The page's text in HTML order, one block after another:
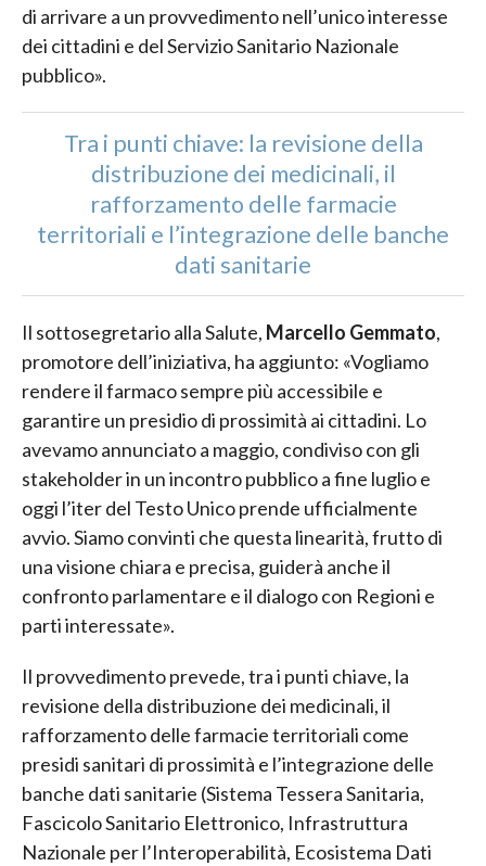
di arrivare a un provvedimento nell’unico interesse
dei cittadini e del Servizio Sanitario Nazionale
pubblico».
Tra i punti chiave: la revisione della
distribuzione dei medicinali, il
rafforzamento delle farmacie
territoriali e l’integrazione delle banche
dati sanitarie
Il sottosegretario alla Salute, Marcello Gemmato,
promotore dell’iniziativa, ha aggiunto: «Vogliamo
rendere il farmaco sempre più accessibile e
garantire un presidio di prossimità ai cittadini. Lo
avevamo annunciato a maggio, condiviso con gli
stakeholder in un incontro pubblico a fine luglio e
oggi l’iter del Testo Unico prende ufficialmente
avvio. Siamo convinti che questa linearità, frutto di
una visione chiara e precisa, guiderà anche il
confronto parlamentare e il dialogo con Regioni e
parti interessate».
Il provvedimento prevede, tra i punti chiave, la
revisione della distribuzione dei medicinali, il
rafforzamento delle farmacie territoriali come
presidi sanitari di prossimità e l’integrazione delle
banche dati sanitarie (Sistema Tessera Sanitaria,
Fascicolo Sanitario Elettronico, Infrastruttura
Nazionale per l’Interoperabilità, Ecosistema Dati